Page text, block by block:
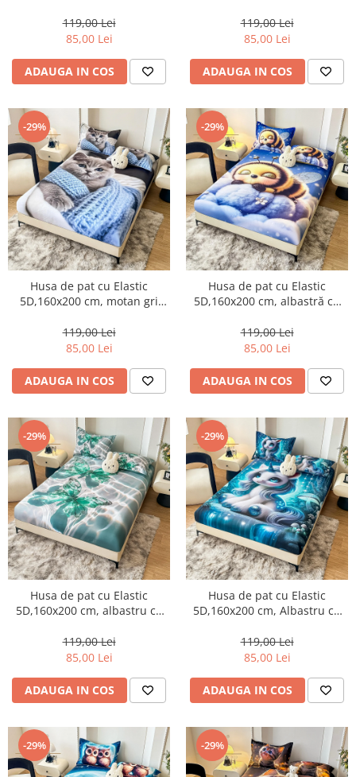
119,00 Lei
85,00 Lei
ADAUGA IN COS
119,00 Lei
85,00 Lei
ADAUGA IN COS
-29%
Husa de pat cu Elastic
5D,160x200 cm, motan gri
119,00 Lei
85,00 Lei
ADAUGA IN COS
-29%
Husa de pat cu Elastic
5D,160x200 cm, albastră cu
119,00 Lei
85,00 Lei
ADAUGA IN COS
-29%
Husa de pat cu Elastic
5D,160x200 cm, albastru cu
119,00 Lei
85,00 Lei
ADAUGA IN COS
-29%
Husa de pat cu Elastic
5D,160x200 cm, Albastru cu
119,00 Lei
85,00 Lei
ADAUGA IN COS
-29% -29%